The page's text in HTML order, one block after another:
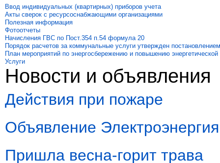
Ввод индивидуальных (квартирных) приборов учета
Акты сверок с ресурсоснабжающими организациями
Полезная информация
Фотоотчеты
Начисления ГВС по Пост.354 п.54 формула 20
Порядок расчетов за коммунальные услуги утвержден
План мероприятий по энергосбережению и повышению
Услуги
Новости и объявления
Действия при пожаре
Объявление
Пришла весна-горит трава